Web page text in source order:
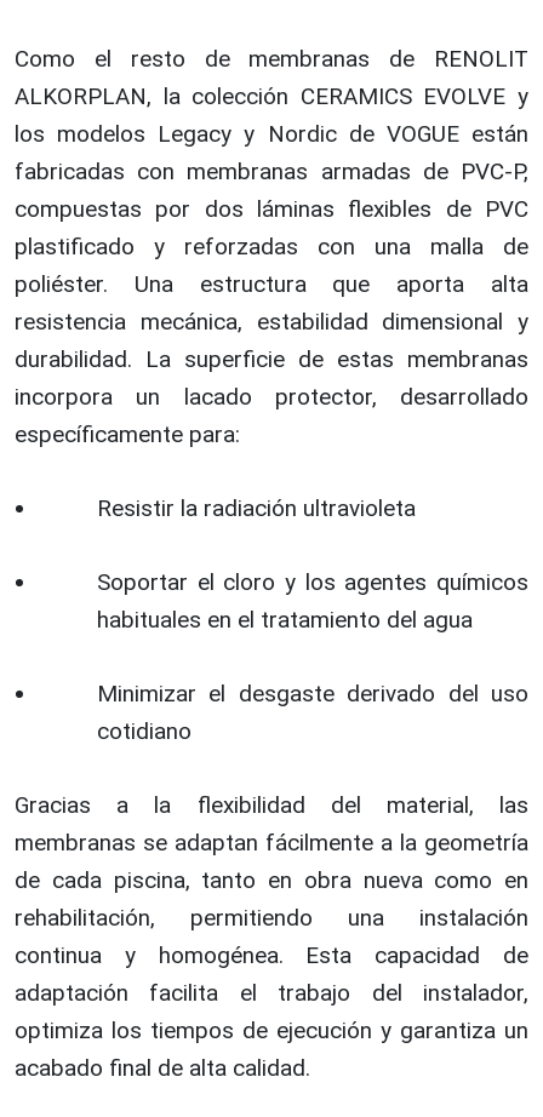
Como el resto de membranas de RENOLIT
ALKORPLAN, la colección CERAMICS EVOLVE y
los modelos Legacy y Nordic de VOGUE están
fabricadas con membranas armadas de PVC-P,
compuestas por dos láminas flexibles de PVC
plastificado y reforzadas con una malla de
poliéster. Una estructura que aporta alta
resistencia mecánica, estabilidad dimensional y
durabilidad. La superficie de estas membranas
incorpora un lacado protector, desarrollado
específicamente para:
Resistir la radiación ultravioleta
Soportar el cloro y los agentes químicos
habituales en el tratamiento del agua
Minimizar el desgaste derivado del uso
cotidiano
Gracias a la flexibilidad del material, las
membranas se adaptan fácilmente a la geometría
de cada piscina, tanto en obra nueva como en
rehabilitación, permitiendo una instalación
continua y homogénea. Esta capacidad de
adaptación facilita el trabajo del instalador,
optimiza los tiempos de ejecución y garantiza un
acabado final de alta calidad.